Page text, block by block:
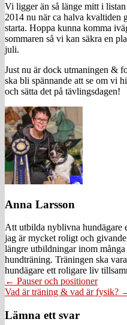
Vi ligger än så länge mitt i
2014 nu när ca halva kvaltiden
starta. Hoppa kunna komma
sommaren så vi kan säkra en
juli.
Just nu är dock utmaningen &
ska bli spännande att se om vi
och sätta det på tävlingsdagen!
Anna Larsson
Att utbilda nyblivna hundägare
jag är mycket roligt och
längre utbildningar inom
hundträning. Träningen ska
hundägare ett roligare liv
Posts
navigation
← Pauser och positioner
Vad är träning & vad är fysik?
Läsarkommentarer
Lämna ett svar